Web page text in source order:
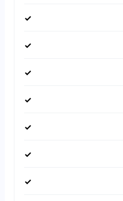
✓
✓
✓
✓
✓
✓
✓